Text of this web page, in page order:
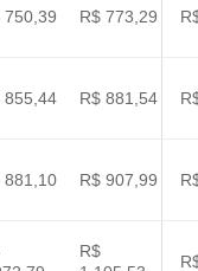
750,39 R$ 773,29
855,44 R$ 881,54
881,10 R$ 907,99
R$